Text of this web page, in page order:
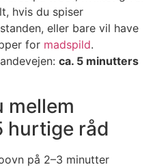
hvis du spiser
eller bare vil have
for madspild.
ca. 5 minutters
mellem
råd
på 2–3 minutter